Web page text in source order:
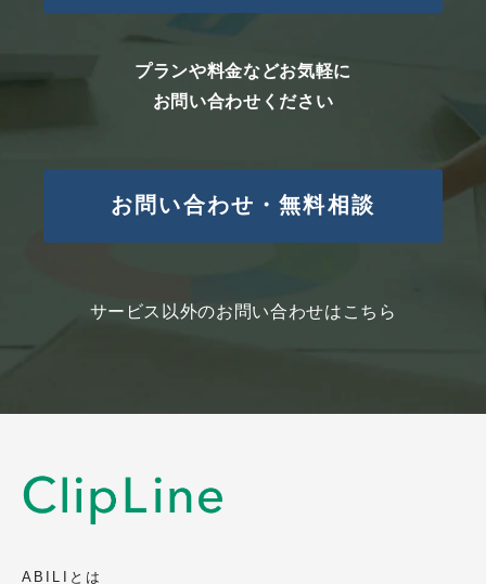
プランや料金などお気軽に
お問い合わせください
お問い合わせ・無料相談
サービス以外のお問い合わせはこちら
ABILIとは